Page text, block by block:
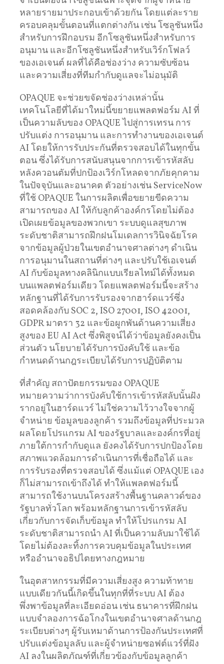
หลายรายมาประกอบเข้าด้วยกัน โดยแต่ละราย
ครอบคลุมขั้นตอนที่แตกต่างกัน เช่น โซลูชันหนึ่ง
สำหรับการฝึกอบรม อีกโซลูชันหนึ่งสำหรับการ
อนุมาน และอีกโซลูชันหนึ่งสำหรับเวิร์กโฟลว์
ของเอเจนต์ ผลที่ได้คือช่องว่าง ความซับซ้อน
และความเสี่ยงที่ทีมกำกับดูแลจะไม่อนุมัติ
OPAQUE จะช่วยขจัดช่องว่างเหล่านั้น
เทคโนโลยีที่ได้มาใหม่นี้ขยายแพลตฟอร์ม AI ที่
เป็นความลับของ OPAQUE ไปสู่การเทรน การ
ปรับแต่ง การอนุมาน และการทำงานของเอเจนต์
AI โดยให้การรับประกันที่ตรวจสอบได้ในทุกขั้น
ตอน ซึ่งได้รับการสนับสนุนจากการเข้ารหัสลับ
หลังควอนตัมที่ปกป้องเวิร์กโหลดจากภัยคุกคาม
ในปัจจุบันและอนาคต ตัวอย่างเช่น ServiceNow
ที่ใช้ OPAQUE ในการผลิตเพื่อขยายขีดความ
สามารถของ AI ให้กับลูกค้าองค์กรโดยไม่ต้อง
เปิดเผยข้อมูลของพวกเขา ระบบดูแลสุขภาพ
ระดับชาติสามารถฝึกฝนโมเดลการวินิจฉัยโรค
จากข้อมูลผู้ป่วยในเขตอำนาจศาลต่างๆ ดำเนิน
การอนุมานในสถานที่ต่างๆ และปรับใช้เอเจนต์
AI กับข้อมูลทางคลินิกแบบเรียลไทม์ได้ทั้งหมด
บนแพลตฟอร์มเดียว โดยแพลตฟอร์มนี้จะสร้าง
หลักฐานที่ได้รับการรับรองจากฮาร์ดแวร์ซึ่ง
สอดคล้องกับ SOC 2, ISO 27001, ISO 42001,
GDPR มาตรา 32 และข้อผูกพันด้านความเสี่ยง
สูงของ EU AI Act ซึ่งพิสูจน์ได้ว่าข้อมูลยังคงเป็น
ส่วนตัว นโยบายได้รับการบังคับใช้ และข้อ
กำหนดด้านกฎระเบียบได้รับการปฏิบัติตาม
ที่สำคัญ สถาปัตยกรรมของ OPAQUE
หมายความว่าการบังคับใช้การเข้ารหัสลับนั้นฝัง
รากอยู่ในฮาร์ดแวร์ ไม่ใช่ความไว้วางใจจากผู้
จำหน่าย ข้อมูลของลูกค้า รวมถึงข้อมูลที่ประมวล
ผลโดยโปรแกรม AI ของรัฐบาลและองค์กรที่อยู่
ภายใต้การกำกับดูแล ยังคงได้รับการปกป้องโดย
สภาพแวดล้อมการดำเนินการที่เชื่อถือได้ และ
การรับรองที่ตรวจสอบได้ ซึ่งแม้แต่ OPAQUE เอง
ก็ไม่สามารถเข้าถึงได้ ทำให้แพลตฟอร์มนี้
สามารถใช้งานบนโครงสร้างพื้นฐานคลาวด์ของ
รัฐบาลทั่วโลก พร้อมหลักฐานการเข้ารหัสลับ
เกี่ยวกับการจัดเก็บข้อมูล ทำให้โปรแกรม AI
ระดับชาติสามารถนำ AI ที่เป็นความลับมาใช้ได้
โดยไม่ต้องละทิ้งการควบคุมข้อมูลในประเทศ
หรืออำนาจอธิปไตยทางกฎหมาย
ในอุตสาหกรรมที่มีความเสี่ยงสูง ความท้าทาย
แบบเดียวกันนี้เกิดขึ้นในทุกที่ที่ระบบ AI ต้อง
พึ่งพาข้อมูลที่ละเอียดอ่อน เช่น ธนาคารที่ฝึกฝน
แบบจำลองการฉ้อโกงในเขตอำนาจศาลด้านกฎ
ระเบียบต่างๆ ผู้รับเหมาด้านการป้องกันประเทศที่
ปรับแต่งข้อมูลลับ และผู้จำหน่ายซอฟต์แวร์ที่ฝัง
AI ลงในผลิตภัณฑ์ที่เกี่ยวข้องกับข้อมูลลูกค้า